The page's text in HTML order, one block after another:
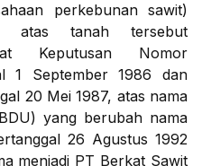
perkebunan sawit)
atas tanah tersebut
Keputusan Nomor
1 September 1986 dan
20 Mei 1987, atas nama
yang berubah nama
26 Agustus 1992
menjadi PT Berkat Sawit